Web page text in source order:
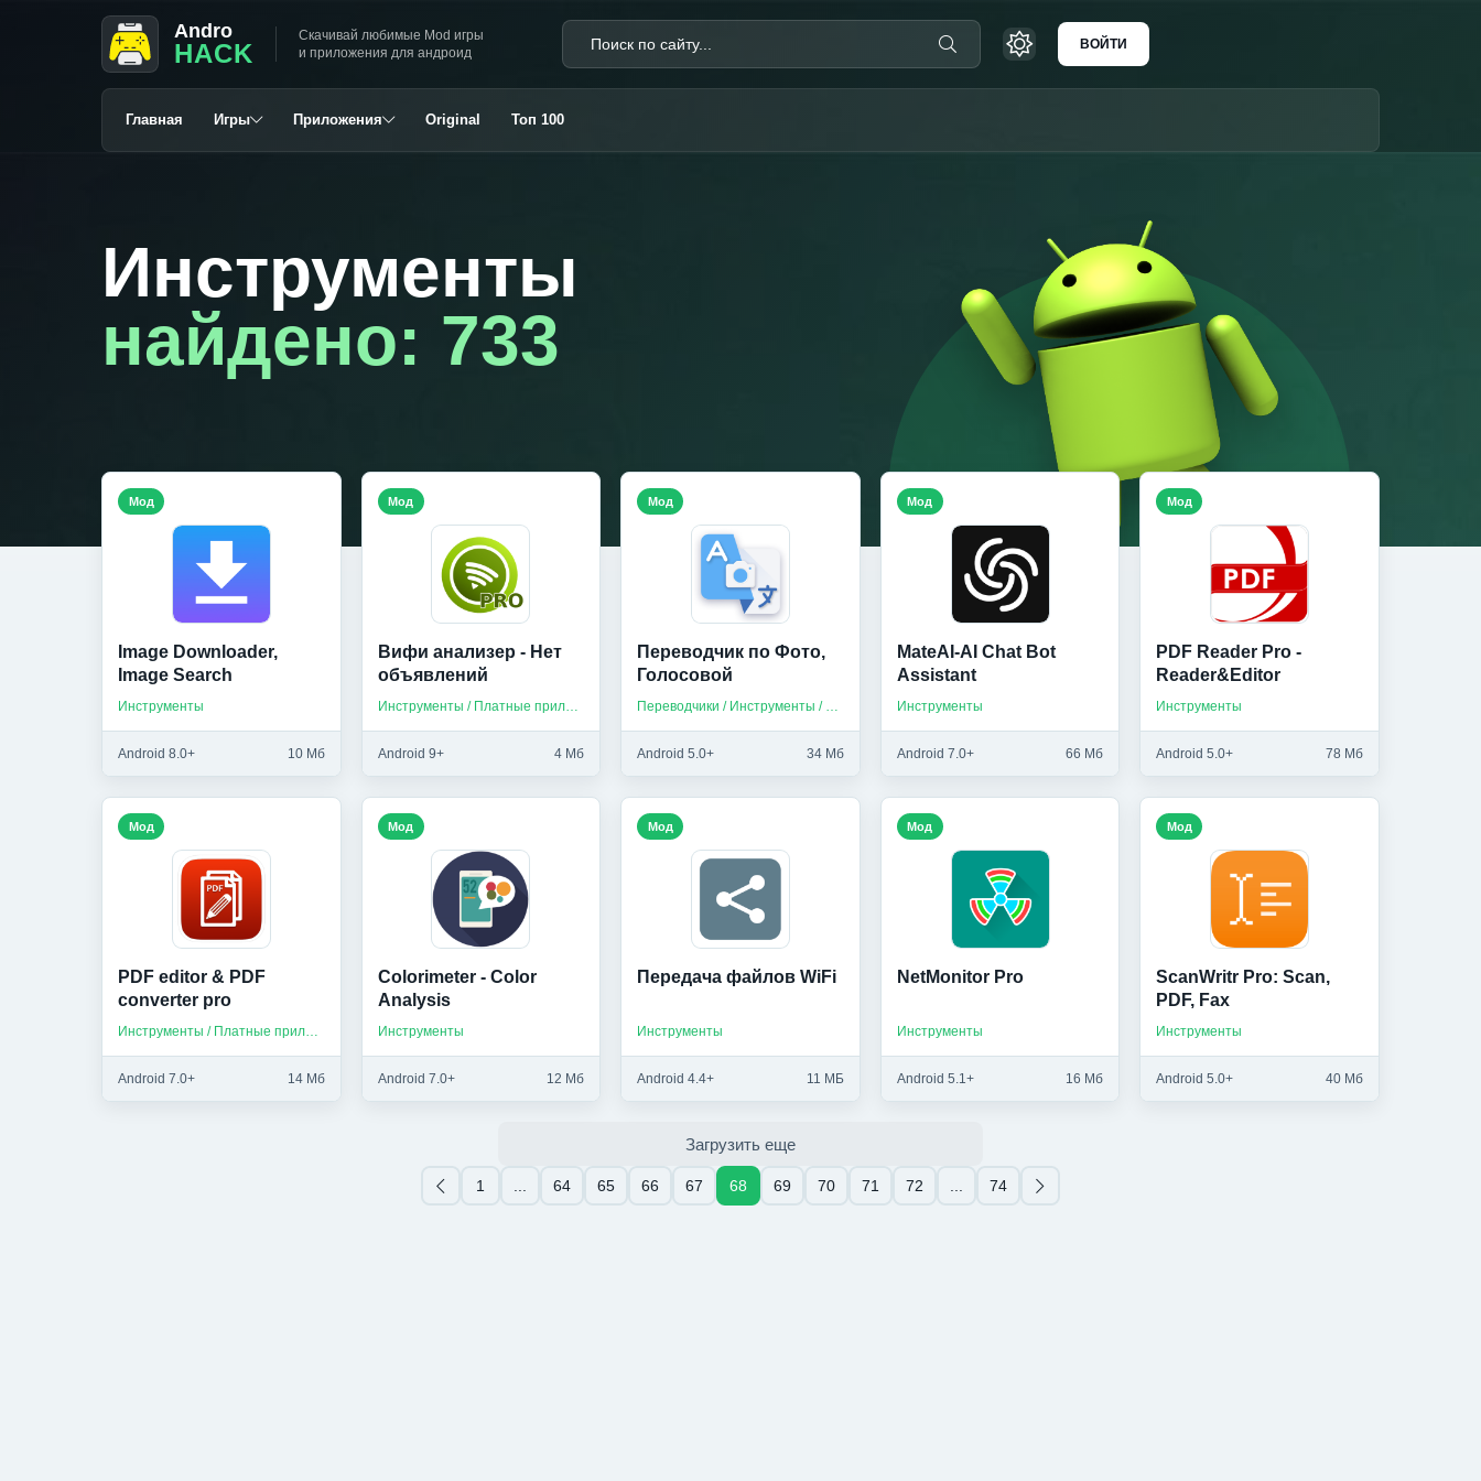
Andro
HACK
Скачивай любимые Mod игры
и приложения для андроид
ВОЙТИ
Главная Игры Приложения Original Топ 100
Инструменты
найдено: 733
Image Downloader,
Image Search
Инструменты
Android 8.0+ 10 Мб
Мод
Вифи анализер - Нет
объявлений
Инструменты / Платные приложения
Android 9+ 4 Мб
Мод
Переводчик по Фото,
Голосовой
Переводчики / Инструменты / Приложения на русском
Android 5.0+ 34 Мб
Мод
MateAI-AI Chat Bot
Assistant
Инструменты
Android 7.0+ 66 Мб
Мод
PDF Reader Pro -
Reader&Editor
Инструменты
Android 5.0+ 78 Мб
Мод
PDF editor & PDF
converter pro
Инструменты / Платные приложения
Android 7.0+ 14 Мб
Мод
Colorimeter - Color
Analysis
Инструменты
Android 7.0+ 12 Мб
Мод
Передача файлов WiFi
Инструменты
Android 4.4+ 11 МБ
Мод
NetMonitor Pro
Инструменты
Android 5.1+ 16 Мб
Мод
ScanWritr Pro: Scan,
PDF, Fax
Инструменты
Android 5.0+ 40 Мб
Мод
Загрузить еще
1 64 65 66 67 68 69 70 71 72 74